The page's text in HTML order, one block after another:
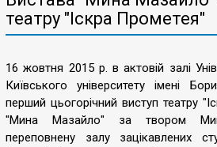
театру "Іскра Прометея"
16 жовтня 2015 р. в актовій залі
Київського університету імені
перший цьогорічний виступ театру
"Мина Мазайло" за твором
переповнену залу зацікавлених